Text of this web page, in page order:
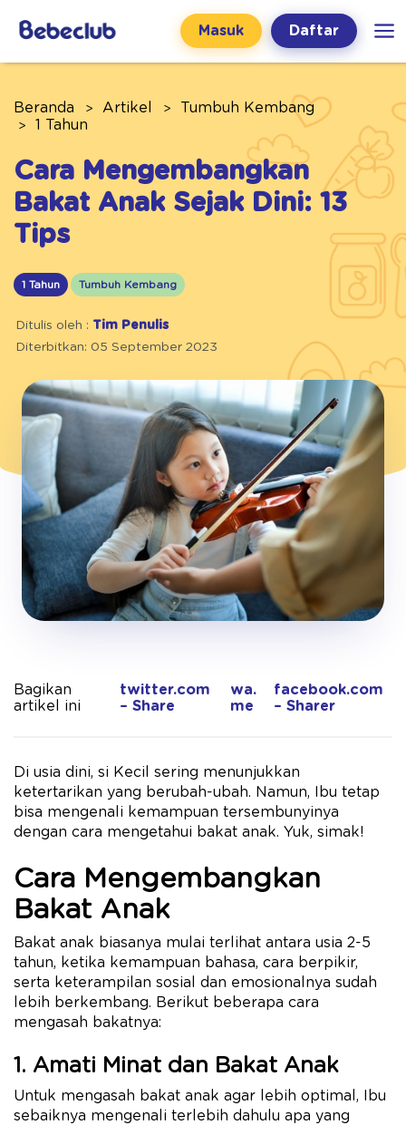
Masuk Daftar
Beranda Artikel
Tumbuh Kembang
1 Tahun
Cara Mengembangkan
Bakat Anak Sejak Dini: 13
Tips
1 Tahun Tumbuh Kembang
Ditulis oleh : Tim Penulis
Diterbitkan: 05 September 2023
Bagikan
artikel ini
twitter.com
– Share
wa.
me
facebook.com
– Sharer
Di usia dini, si Kecil sering menunjukkan
ketertarikan yang berubah-ubah. Namun, Ibu tetap
bisa mengenali kemampuan tersembunyinya
dengan cara mengetahui bakat anak. Yuk, simak!
Cara Mengembangkan
Bakat Anak
Bakat anak biasanya mulai terlihat antara usia 2-5
tahun, ketika kemampuan bahasa, cara berpikir,
serta keterampilan sosial dan emosionalnya sudah
lebih berkembang. Berikut beberapa cara
mengasah bakatnya:
1. Amati Minat dan Bakat Anak
Untuk mengasah bakat anak agar lebih optimal, Ibu
sebaiknya mengenali terlebih dahulu apa yang